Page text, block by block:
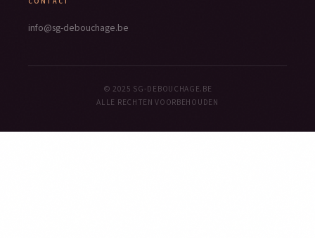
info@sg-debouchage.be
© 2025 SG-DEBOUCHAGE.BE
ALLE RECHTEN VOORBEHOUDEN